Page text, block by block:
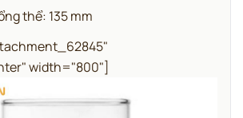
thể: 135 mm
width="800"]